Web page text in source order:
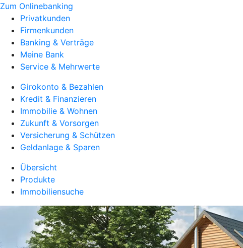
Zum Onlinebanking
Privatkunden
Firmenkunden
Banking & Verträge
Meine Bank
Service & Mehrwerte
Girokonto & Bezahlen
Kredit & Finanzieren
Immobilie & Wohnen
Zukunft & Vorsorgen
Versicherung & Schützen
Geldanlage & Sparen
Übersicht
Produkte
Immobiliensuche